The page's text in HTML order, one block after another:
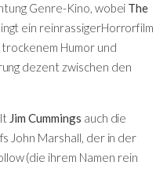
Genre-Kino, wobei The
ein reinrassigerHorrorfilm
trockenem Humor und
dezent zwischen den
Jim Cummings auch die
John Marshall, der in der
(die ihrem Namen rein